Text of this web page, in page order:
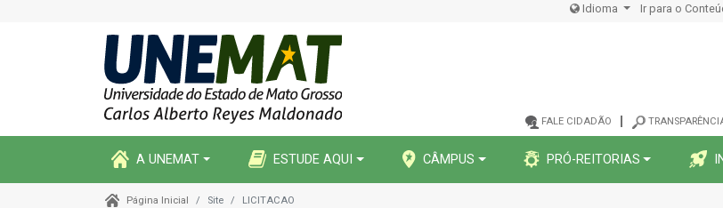
Idioma Ir para o
FALE CIDADÃO
A UNEMAT ESTUDE AQUI CÂMPUS PRÓ-REITORIAS
Página Inicial Site LICITACAO